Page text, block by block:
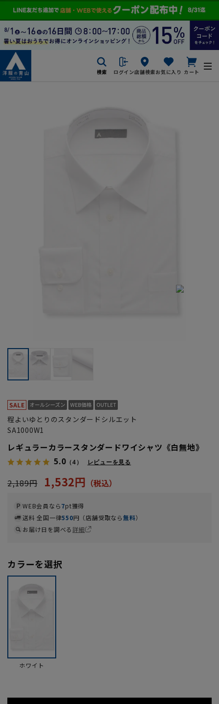
検索 ログイン店舗検索お気に入り カート
程よいゆとりのスタンダードシルエット
SA1000W1
レギュラーカラースタンダードワイシャツ《白無地》
5.0 （4） レビューを見る
2,189円 1,532円
WEB会員なら7pt獲得
送料 全国一律550円（店舗受取なら無料）
お届け日を調べる詳細
カラーを選択
ホワイト